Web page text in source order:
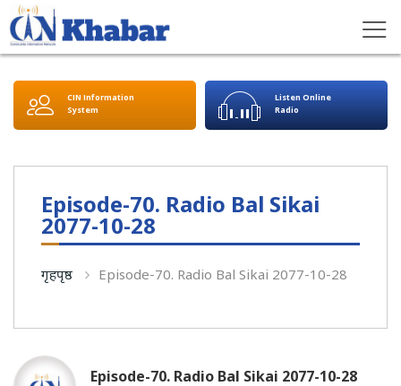
CIN Information
System
Listen Online
Radio
Episode-70. Radio Bal Sikai
2077-10-28
गृहपृष्ठ Episode-70. Radio Bal Sikai 2077-10-28
Episode-70. Radio Bal Sikai 2077-10-28